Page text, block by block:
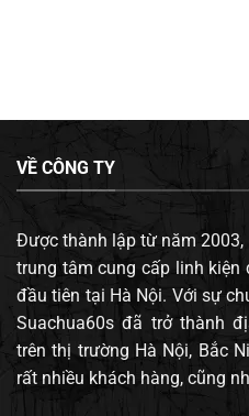
VỀ CÔNG TY
Được thành lập từ năm
trung tâm cung cấp linh kiện
đầu tiên tại Hà Nội. Với sự
Suachua60s đã trở thành
trên thị trường Hà Nội, Bắc
rất nhiều khách hàng, cũng